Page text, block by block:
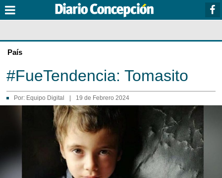
País
#FueTendencia: Tomasito
Por: Equipo Digital 19 de Febrero 2024